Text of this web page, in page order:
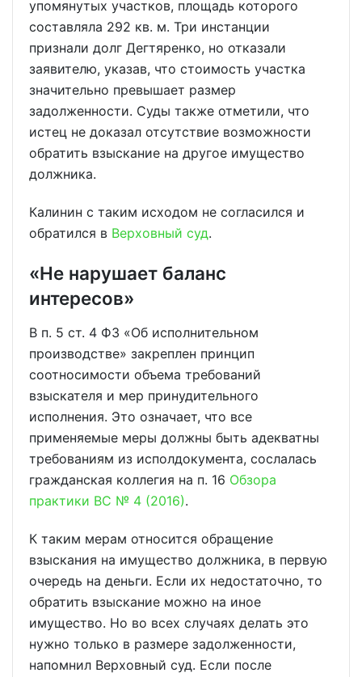
упомянутых участков, площадь которого
составляла 292 кв. м. Три инстанции
признали долг Дегтяренко, но отказали
заявителю, указав, что стоимость участка
значительно превышает размер
задолженности. Суды также отметили, что
истец не доказал отсутствие возможности
обратить взыскание на другое имущество
должника.
Калинин с таким исходом не согласился и
обратился в Верховный суд.
«Не нарушает баланс
интересов»
В п. 5 ст. 4 ФЗ «Об исполнительном
производстве» закреплен принцип
соотносимости объема требований
взыскателя и мер принудительного
исполнения. Это означает, что все
применяемые меры должны быть адекватны
требованиям из исполдокумента, сослалась
гражданская коллегия на п. 16 Обзора
практики ВС № 4 (2016).
К таким мерам относится обращение
взыскания на имущество должника, в первую
очередь на деньги. Если их недостаточно, то
обратить взыскание можно на иное
имущество. Но во всех случаях делать это
нужно только в размере задолженности,
напомнил Верховный суд. Если после